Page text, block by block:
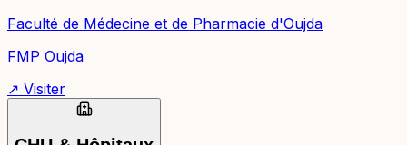
Faculté de Médecine et de Pharmacie d'Oujda
FMP Oujda
↗ Visiter